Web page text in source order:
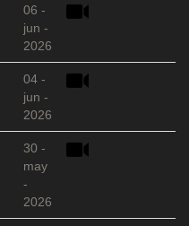
06 -
jun -
2026
04 -
jun -
2026
30 -
may
-
2026